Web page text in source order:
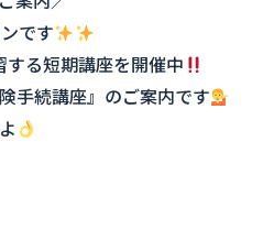
です
る短期講座を開催中
手続講座』のご案内です